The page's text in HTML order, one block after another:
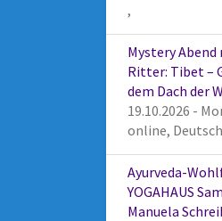
,
Mystery
Ritter: Tibet –
dem Dach der
19.10.2026 -
online,
Ayurveda-
YOGAHAUS
Manuela